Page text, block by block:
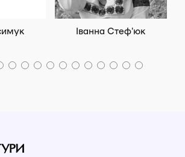
Іванна Стеф’юк